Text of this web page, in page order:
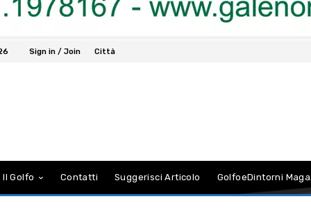
Sign in / Join Città
Il Golfo Contatti Suggerisci Articolo GolfoeDintorni